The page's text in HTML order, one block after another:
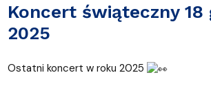
Koncert świąteczny 18
2025
Ostatni koncert w roku 2025